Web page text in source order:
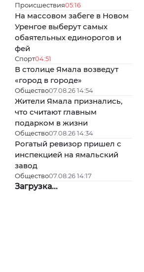
Происшествия05:16
На массовом забеге в Новом
Уренгое выберут самых
обаятельных единорогов и
фей
Спорт04:51
В столице Ямала возведут
«город в городе»
Общество07.08.26 14:54
Жители Ямала признались,
что считают главным
подарком в жизни
Общество07.08.26 14:34
Рогатый ревизор пришел с
инспекцией на ямальский
завод
Общество07.08.26 14:17
Загрузка...